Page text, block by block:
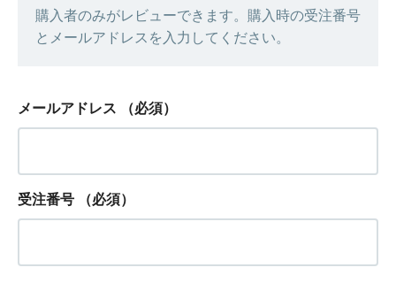
購入者のみがレビューできます。購入時の受注番号
とメールアドレスを入力してください。
メールアドレス （必須）
受注番号 （必須）